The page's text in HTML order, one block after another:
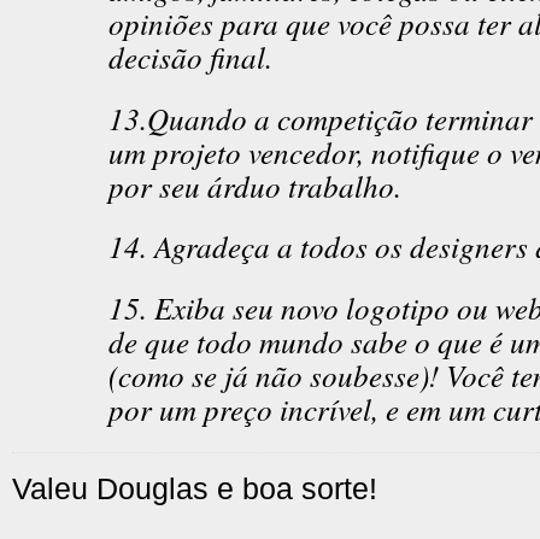
opiniões para que você possa ter
decisão final.
13.Quando a competição
um projeto vencedor, notifique o
por seu árduo trabalho.
14. Agradeça a todos os
15. Exiba seu novo logotipo ou
de que todo mundo sabe o que é
(como se já não soubesse)! Você
por um preço incrível, e em um
Valeu Douglas e boa sorte!